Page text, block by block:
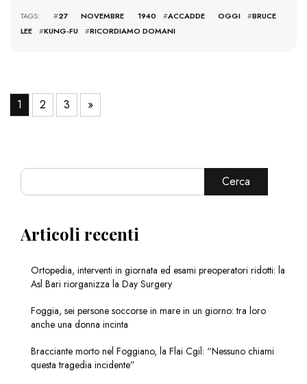
TAGS: #27 NOVEMBRE 1940 #ACCADDE OGGI #BRUCE
LEE
#KUNG-FU #RICORDIAMO DOMANI
1 2 3 »
Cerca
Articoli recenti
Ortopedia, interventi in giornata ed esami preoperatori ridotti: la
Asl Bari riorganizza la Day Surgery
Foggia, sei persone soccorse in mare in un giorno: tra loro
anche una donna incinta
Bracciante morto nel Foggiano, la Flai Cgil: “Nessuno chiami
questa tragedia incidente”